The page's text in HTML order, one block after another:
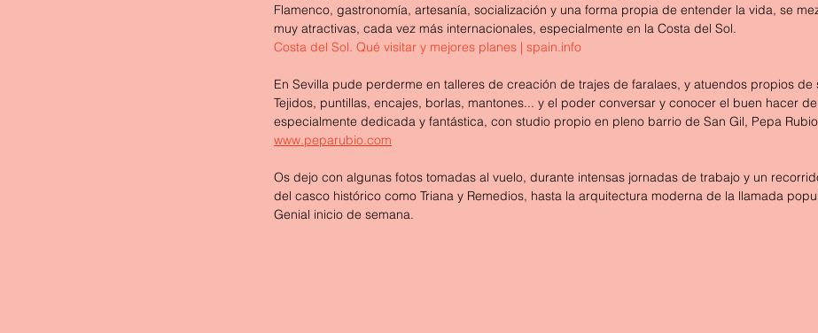
Flamenco, gastronomía, artesanía, socialización y una forma propia de entender la vida, se
muy atractivas, cada vez más internacionales, especialmente en la Costa del Sol.
Costa del Sol. Qué visitar y mejores planes | spain.info
En Sevilla pude perderme en talleres de creación de trajes de faralaes, y atuendos propios de
Tejidos, puntillas, encajes, borlas, mantones... y el poder conversar y conocer el buen hacer
especialmente dedicada y fantástica, con studio propio en pleno barrio de San Gil, Pepa
www.peparubio.com
Os dejo con algunas fotos tomadas al vuelo, durante intensas jornadas de trabajo y un
del casco histórico como Triana y Remedios, hasta la arquitectura moderna de la llamada
Genial inicio de semana.